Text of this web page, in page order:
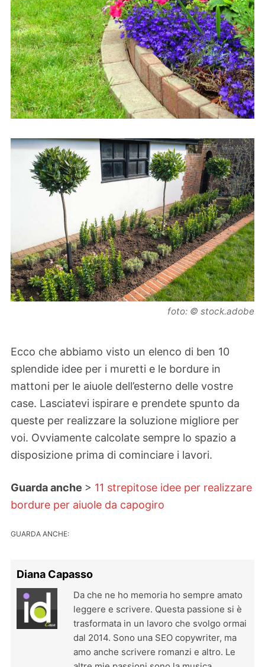
foto: © stock.adobe
Ecco che abbiamo visto un elenco di ben 10
splendide idee per i muretti e le bordure in
mattoni per le aiuole dell’esterno delle vostre
case. Lasciatevi ispirare e prendete spunto da
queste per realizzare la soluzione migliore per
voi. Ovviamente calcolate sempre lo spazio a
disposizione prima di cominciare i lavori.
Guarda anche > 11 strepitose idee per realizzare
bordure per aiuole da capogiro
GUARDA ANCHE:
Diana Capasso
Da che ne ho memoria ho sempre amato
leggere e scrivere. Questa passione si è
trasformata in un lavoro che svolgo ormai
dal 2014. Sono una SEO copywriter, ma
amo anche scrivere romanzi e altro. Le